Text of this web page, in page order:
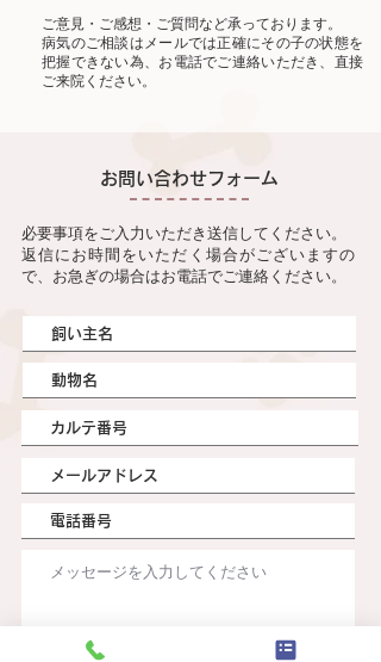
ご意見・ご感想・ご質問など承っております。
病気のご相談はメールでは正確にその子の状態を
把握できない為、お電話でご連絡いただき、直接
ご来院ください。
お問い合わせフォーム
必要事項をご入力いただき送信してください。
返信にお時間をいただく場合がございますの
で、お急ぎの場合はお電話でご連絡ください。